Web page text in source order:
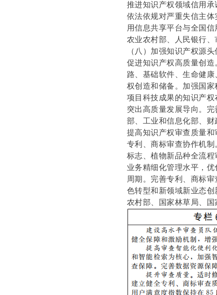
推进知识产权领域信用
依法依规对严重失信主
用信息共享平台与全国
农业农村部、人民银行
（八）加强知识产权源
促进知识产权高质量创
路、基础软件、生命健
权创造和储备。加强国
项目科技成果的知识产
突出高质量发展导向。
部、工业和信息化部、
提高知识产权审查质量
专利、商标审查协作机
标志、植物新品种全流
业务精细化管理水平，
周期。完善专利、商标
色转型和新领域新业态
农村部、国家林草局、